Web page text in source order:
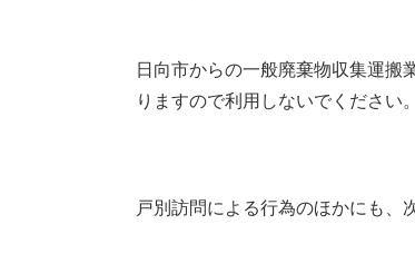
日向市からの一般廃棄物収集運搬
りますので利用しないでください。
戸別訪問による行為のほかにも、